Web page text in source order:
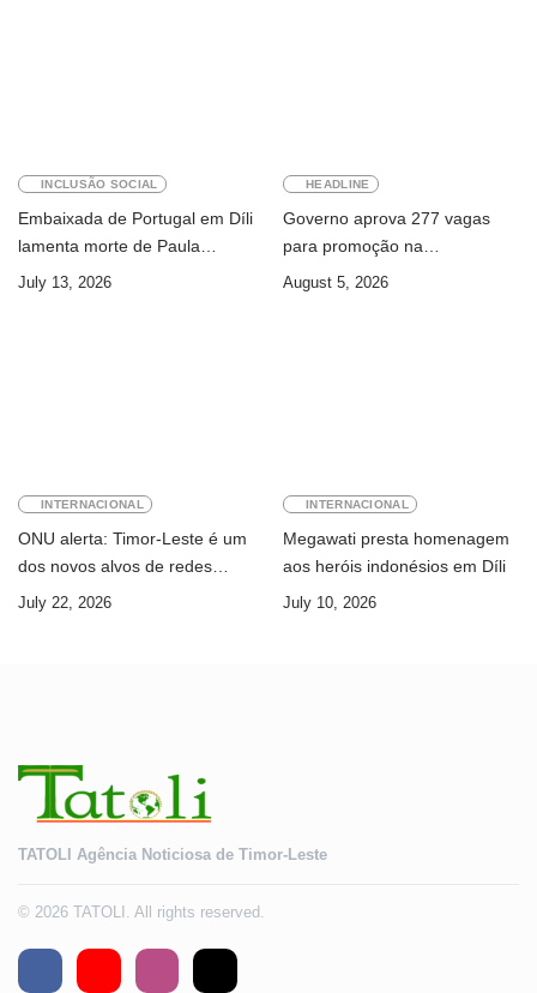
INCLUSÃO SOCIAL
Embaixada de Portugal em Díli
lamenta morte de Paula
Ferreira Pinto
July 13, 2026
HEADLINE
Governo aprova 277 vagas
para promoção na
Administração Pública
August 5, 2026
INTERNACIONAL
ONU alerta: Timor-Leste é um
dos novos alvos de redes
internacionais de cibercrime
July 22, 2026
INTERNACIONAL
Megawati presta homenagem
aos heróis indonésios em Díli
July 10, 2026
TATOLI Agência Noticiosa de Timor-Leste
© 2026 TATOLI. All rights reserved.